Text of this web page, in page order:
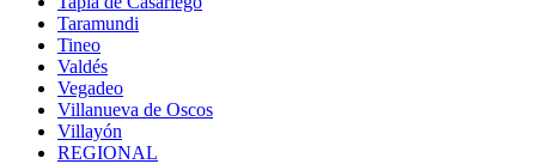
Taramundi
Tineo
Valdés
Vegadeo
Villanueva de Oscos
Villayón
REGIONAL